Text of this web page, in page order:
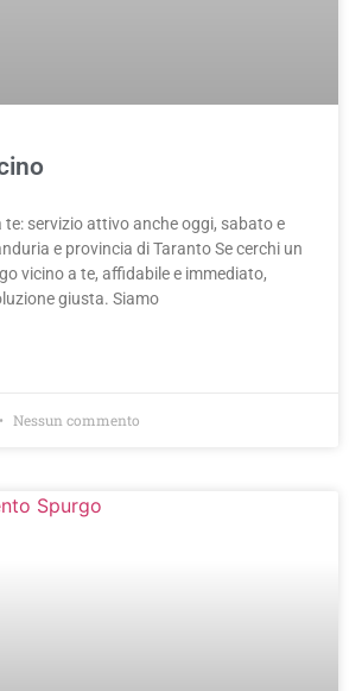
te: servizio attivo anche oggi, sabato e
e provincia di Taranto Se cerchi un
vicino a te, affidabile e immediato,
giusta. Siamo
Nessun commento